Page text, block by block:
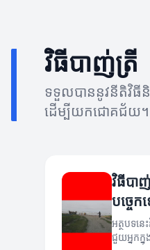
វិធីបាញ់ត្រី
ទទួលបាននូវនីតិវិធី
ដើម្បីយកជោគជ័យ។
វិធីបា
បច្ចេក
អត្ថបទនេ
ជួយអ្នកក្